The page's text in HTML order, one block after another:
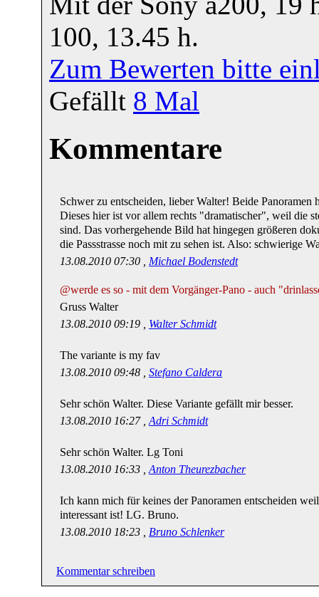
100, 13.45 h.
Zum Bewerten bitte
Gefällt 8 Mal
Kommentare
Schwer zu entscheiden, lieber Walter! Beide Panoramen
Dieses hier ist vor allem rechts "dramatischer", weil die
sind. Das vorhergehende Bild hat hingegen größeren
die Passstrasse noch mit zu sehen ist. Also: schwierige
13.08.2010 07:30 , Michael Bodenstedt
@werde es so - mit dem Vorgänger-Pano - auch
Gruss Walter
13.08.2010 09:19 , Walter Schmidt
The variante is my fav
13.08.2010 09:48 , Stefano Caldera
Sehr schön Walter. Diese Variante gefällt mir besser.
13.08.2010 16:27 , Adri Schmidt
Sehr schön Walter. Lg Toni
13.08.2010 16:33 , Anton Theurezbacher
Ich kann mich für keines der Panoramen entscheiden
interessant ist! LG. Bruno.
13.08.2010 18:23 , Bruno Schlenker
Kommentar schreiben